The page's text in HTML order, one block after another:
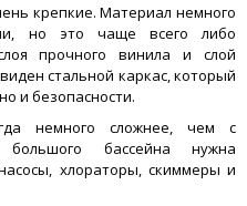
крепкие. Материал немного
но это чаще всего либо
прочного винила и слой
стальной каркас, который
и безопасности.
немного сложнее, чем с
бассейна нужна
хлораторы, скиммеры и